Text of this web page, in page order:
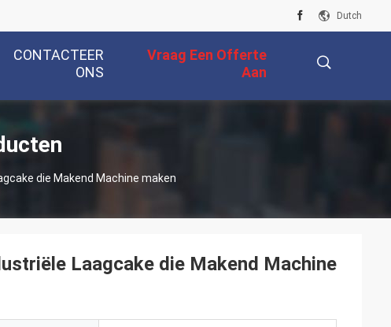
Dutch
CONTACTEER
ONS
Vraag Een Offerte
Aan
die Makend Machine maken
Laagcake die Makend Machine